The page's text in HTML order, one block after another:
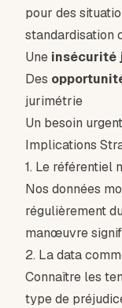
pour des
standardisation
Une insécurité
Des
jurimétrie
Un besoin
Implications
1. Le référentiel
Nos données
régulièrement
manœuvre
2. La data
Connaître les
type de